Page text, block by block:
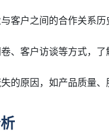
客户之间的合作关系
、客户访谈等方式，
的原因，如产品质量